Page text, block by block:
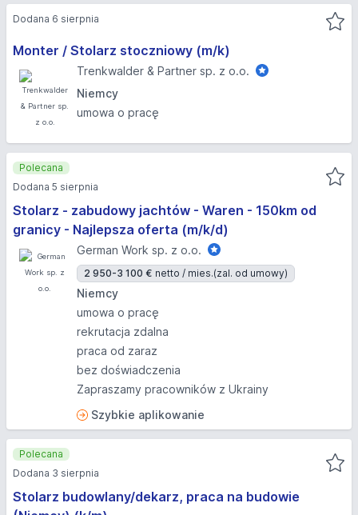
Monter / Stolarz stoczniowy (m/k)
Trenkwalder & Partner sp. z o.o.
Niemcy
umowa o pracę
Dodana 6 sierpnia
Stolarz - zabudowy jachtów - Waren - 150km od
granicy - Najlepsza oferta (m/k/d)
German Work sp. z o.o.
2 950-3 100 € netto / mies.(zal. od umowy)
Niemcy
umowa o pracę
rekrutacja zdalna
praca od zaraz
bez doświadczenia
Zapraszamy pracowników z Ukrainy
Szybkie aplikowanie
Polecana
Dodana 5 sierpnia
Stolarz budowlany/dekarz, praca na budowie
Polecana
Dodana 3 sierpnia